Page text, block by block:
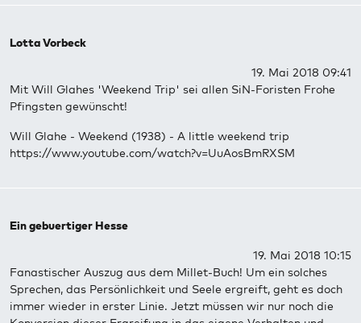
Lotta Vorbeck
19. Mai 2018 09:41
Mit Will Glahes 'Weekend Trip' sei allen SiN-Foristen Frohe
Pfingsten gewünscht!
Will Glahe - Weekend (1938) - A little weekend trip
https://www.youtube.com/watch?v=UuAosBmRXSM
Ein gebuertiger Hesse
19. Mai 2018 10:15
Fanastischer Auszug aus dem Millet-Buch! Um ein solches
Sprechen, das Persönlichkeit und Seele ergreift, geht es doch
immer wieder in erster Linie. Jetzt müssen wir nur noch die